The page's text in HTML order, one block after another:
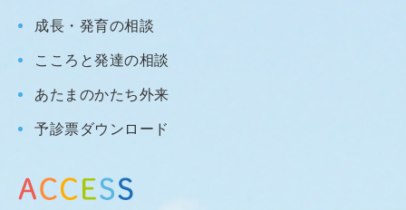
成長・発育の相談
こころと発達の相談
あたまのかたち外来
予診票ダウンロード